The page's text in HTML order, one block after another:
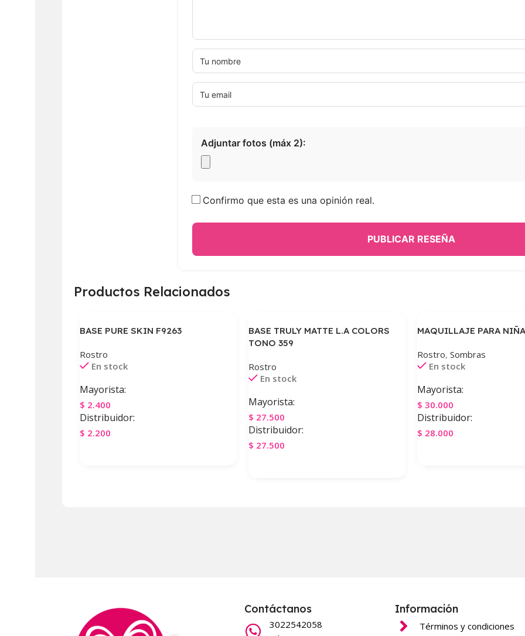
Adjuntar fotos (máx 2):
Confirmo que esta es una opinión real.
PUBLICAR RESEÑA
Productos Relacionados
BASE PURE SKIN F9263
Rostro
En stock
Mayorista:
$ 2.400
Distribuidor:
$ 2.200
BASE TRULY MATTE L.A COLORS
TONO 359
Rostro
En stock
Mayorista:
$ 27.500
Distribuidor:
$ 27.500
MAQUILLAJE PARA
Rostro, Sombras
En stock
Mayorista:
$ 30.000
Distribuidor:
$ 28.000
Contáctanos
3022542058
Información
Términos y condiciones